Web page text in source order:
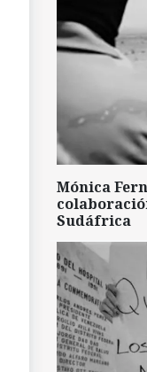
Mónica
Sudáfrica